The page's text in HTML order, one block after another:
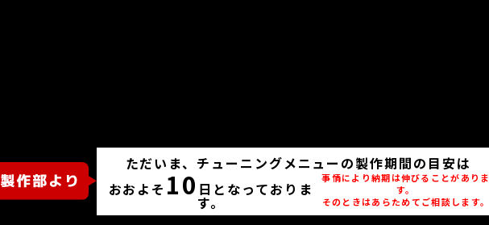
ただいま、チューニングメニューの製作期間の目安は
おおよそ 10 日となっておりま
す。
事情により納期は伸びることがありま
す。
そのときはあらためてご相談します。